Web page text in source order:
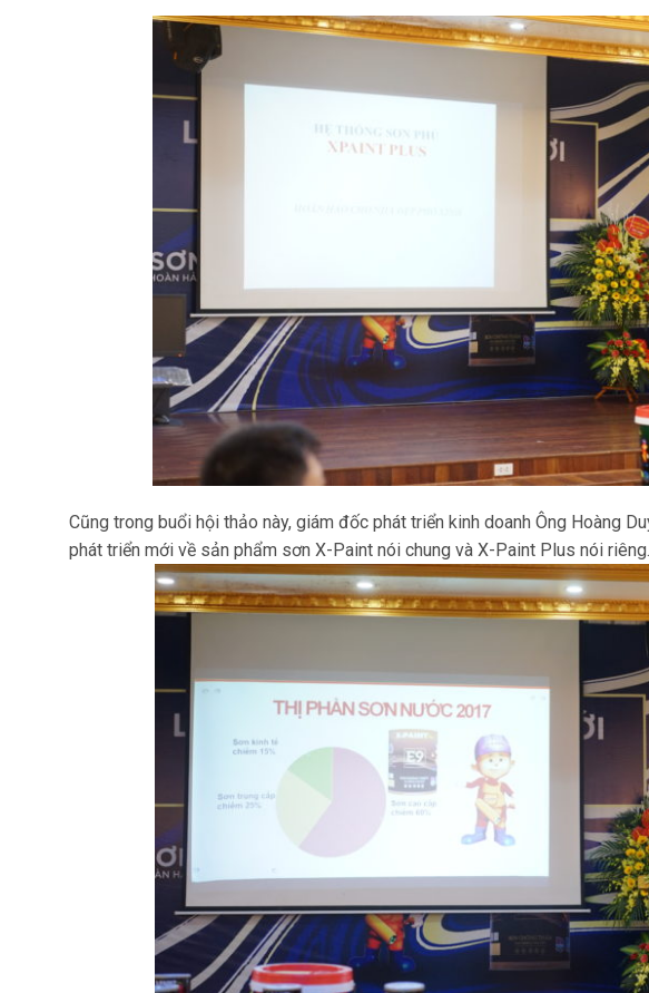
Cũng trong buổi hội thảo này, giám đốc phát triển kinh doanh Ông Hoàng
phát triển mới về sản phẩm sơn X-Paint nói chung và X-Paint Plus nói riêng.